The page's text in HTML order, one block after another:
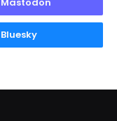
Mastodon
Bluesky